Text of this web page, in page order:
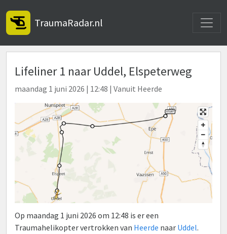
TraumaRadar.nl
Lifeliner 1 naar Uddel, Elspeterweg
maandag 1 juni 2026 | 12:48 | Vanuit Heerde
Op maandag 1 juni 2026 om 12:48 is er een
Traumahelikopter vertrokken van Heerde naar Uddel.